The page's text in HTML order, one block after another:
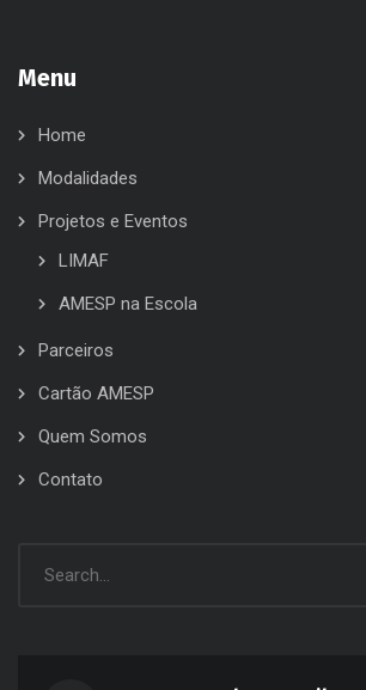
Menu
Home
Modalidades
Projetos e Eventos
LIMAF
AMESP na Escola
Parceiros
Cartão AMESP
Quem Somos
Contato